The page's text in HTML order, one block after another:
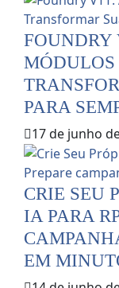
FOUNDRY
PARA
17 de junho
CRIE SEU
IA PARA
EM